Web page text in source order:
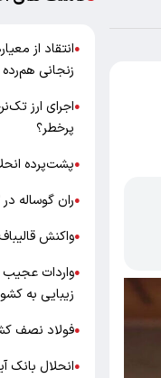
●انتقاد از
زنجانی هم‌رده
●اجرای ارز
پرخطر؟
●پشت‌پرده
●ران گوساله در ۳ ماه دو برابر شد؛ کسی حواسش هست؟
●واکنش
●واردات عجیب
زیبایی به
●فولاد نصف
●انحلال بانک